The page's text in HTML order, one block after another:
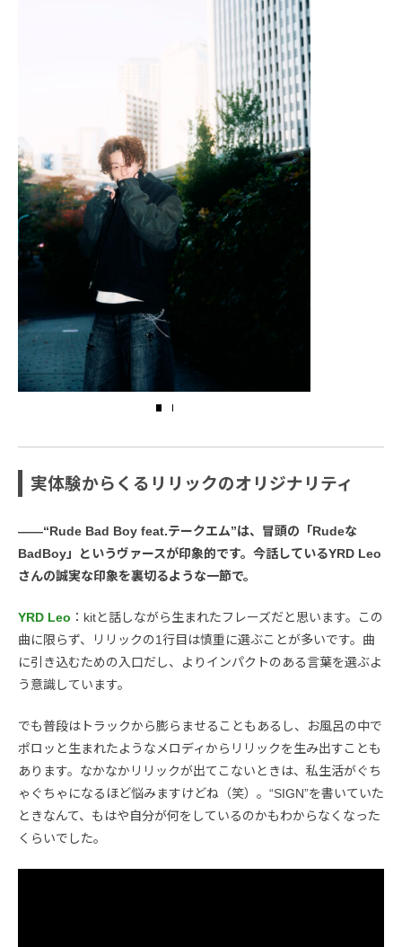
実体験からくるリリックのオリジナリティ
――“Rude Bad Boy feat.テークエム”は、冒頭の「Rudeな
BadBoy」というヴァースが印象的です。今話しているYRD Leo
さんの誠実な印象を裏切るような一節で。
YRD Leo ：kitと話しながら生まれたフレーズだと思います。この
曲に限らず、リリックの1行目は慎重に選ぶことが多いです。曲
に引き込むための入口だし、よりインパクトのある言葉を選ぶよ
う意識しています。
でも普段はトラックから膨らませることもあるし、お風呂の中で
ポロッと生まれたようなメロディからリリックを生み出すことも
あります。なかなかリリックが出てこないときは、私生活がぐち
ゃぐちゃになるほど悩みますけどね（笑）。“SIGN”を書いていた
ときなんて、もはや自分が何をしているのかもわからなくなった
くらいでした。